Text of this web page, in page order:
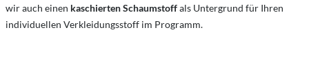
wir auch einen kaschierten Schaumstoffals Untergrund für Ihren
individuellen Verkleidungsstoff im Programm.